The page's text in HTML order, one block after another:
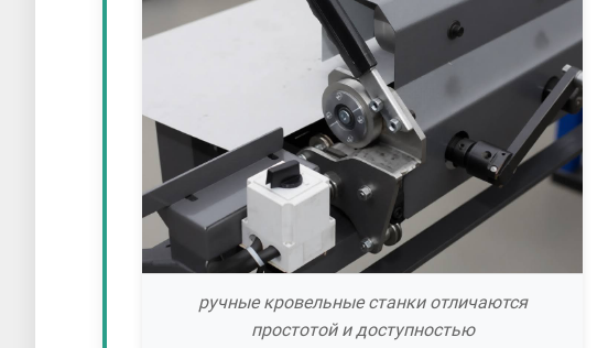
ручные кровельные станки отличаются
простотой и доступностью